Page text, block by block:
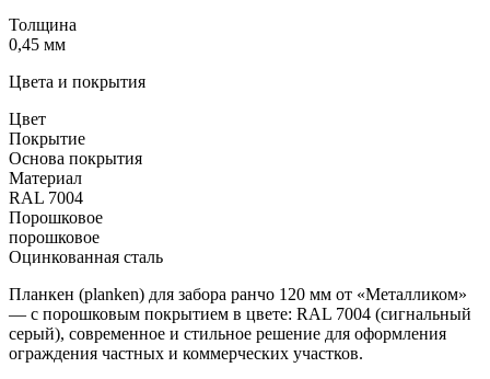
Толщина
0,45 мм
Цвета и покрытия
Цвет
Покрытие
Основа покрытия
Материал
RAL 7004
Порошковое
порошковое
Оцинкованная сталь
Планкен (planken) для забора ранчо 120 мм от «Металликом»
— с порошковым покрытием в цвете: RAL 7004 (сигнальный
серый), современное и стильное решение для оформления
ограждения частных и коммерческих участков.